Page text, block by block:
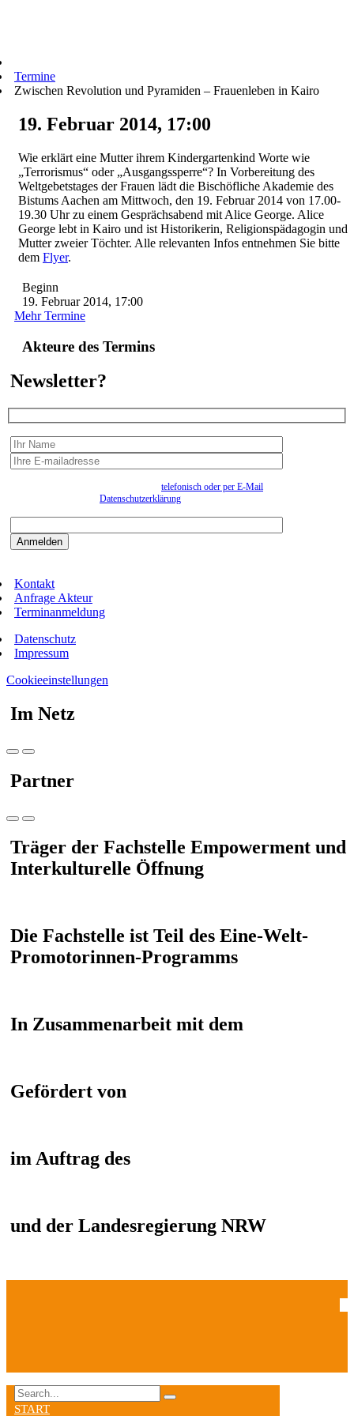
Termine
Zwischen Revolution und Pyramiden – Frauenleben in Kairo
19. Februar 2014, 17:00
Wie erklärt eine Mutter ihrem Kindergartenkind Worte wie
„Terrorismus“ oder „Ausgangssperre“? In Vorbereitung des
Weltgebetstages der Frauen lädt die Bischöfliche Akademie des
Bistums Aachen am Mittwoch, den 19. Februar 2014 von 17.00-
19.30 Uhr zu einem Gesprächsabend mit Alice George. Alice
George lebt in Kairo und ist Historikerin, Religionspädagogin und
Mutter zweier Töchter. Alle relevanten Infos entnehmen Sie bitte
dem Flyer.
Beginn
19. Februar 2014, 17:00
Mehr Termine
Akteure des Termins
Newsletter?
telefonisch oder per E-Mail
Datenschutzerklärung
Kontakt
Anfrage Akteur
Terminanmeldung
Datenschutz
Impressum
Cookieeinstellungen
Im Netz
Partner
Träger der Fachstelle Empowerment und
Interkulturelle Öffnung
Die Fachstelle ist Teil des Eine-Welt-
Promotorinnen-Programms
In Zusammenarbeit mit dem
Gefördert von
im Auftrag des
und der Landesregierung NRW
START